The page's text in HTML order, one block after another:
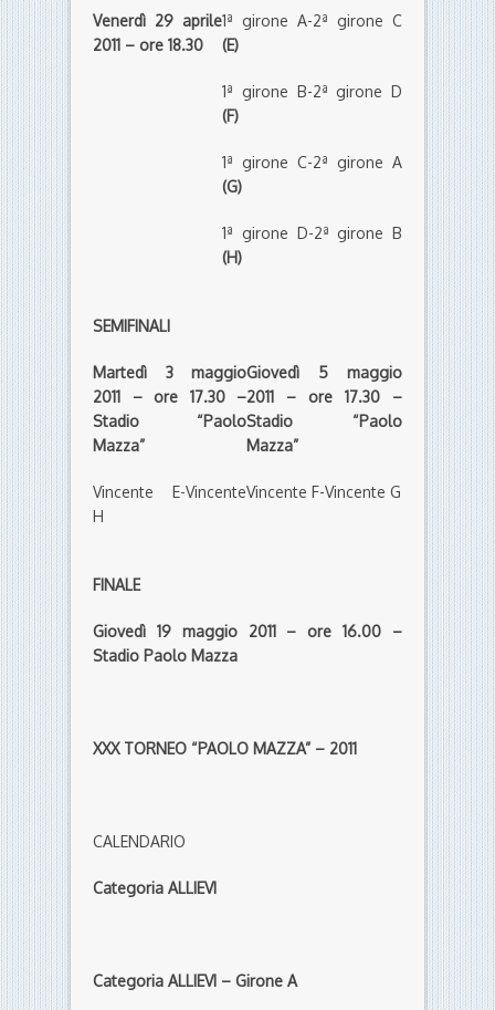
Venerdì 29 aprile
2011 – ore 18.30
1ª girone A-2ª girone C
(E)
1ª girone B-2ª girone D
(F)
1ª girone C-2ª girone A
(G)
1ª girone D-2ª girone B
(H)
SEMIFINALI
Martedì 3 maggio
2011 – ore 17.30 –
Stadio “Paolo
Mazza”
Vincente E-Vincente
H
Giovedì 5 maggio
2011 – ore 17.30 –
Stadio “Paolo
Mazza”
Vincente F-Vincente G
FINALE
Giovedì 19 maggio 2011 – ore 16.00 –
Stadio Paolo Mazza
XXX TORNEO “PAOLO MAZZA” – 2011
CALENDARIO
Categoria ALLIEVI
Categoria ALLIEVI – Girone A